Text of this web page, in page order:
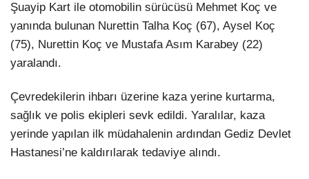
Şuayip Kart ile otomobilin sürücüsü Mehmet Koç ve
yanında bulunan Nurettin Talha Koç (67), Aysel Koç
(75), Nurettin Koç ve Mustafa Asım Karabey (22)
yaralandı.
Çevredekilerin ihbarı üzerine kaza yerine kurtarma,
sağlık ve polis ekipleri sevk edildi. Yaralılar, kaza
yerinde yapılan ilk müdahalenin ardından Gediz Devlet
Hastanesi’ne kaldırılarak tedaviye alındı.